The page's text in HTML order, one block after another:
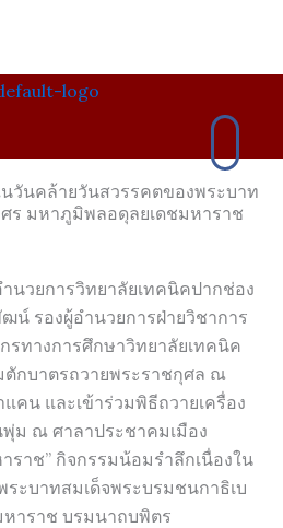
วันคล้ายวันสวรรคตของพระบาท
ร มหาภูมิพลอดุลยเดชมหาราช
นวยการวิทยาลัยเทคนิคปากช่อง
น์ รองผู้อำนวยการฝ่ายวิชาการ
ทางการศึกษาวิทยาลัยเทคนิค
ตักบาตรถวายพระราชกุศล ณ
คน และเข้าร่วมพิธีถวายเครื่อง
ม ณ ศาลาประชาคมเมือง
ราช” กิจกรรมน้อมรำลึกเนื่องใน
ะบาทสมเด็จพระบรมชนกาธิเบ
าราช บรมนาถบพิตร